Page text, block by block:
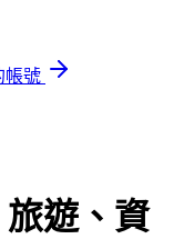
帳號
旅遊、資